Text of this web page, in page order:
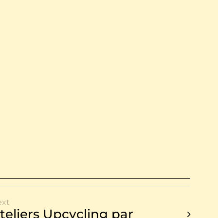
Upcycling par